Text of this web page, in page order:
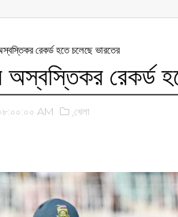
রেকর্ড হতে চলেছে ভারতের
অস্বস্তিকর রেকর্ড
AM ,খেলা